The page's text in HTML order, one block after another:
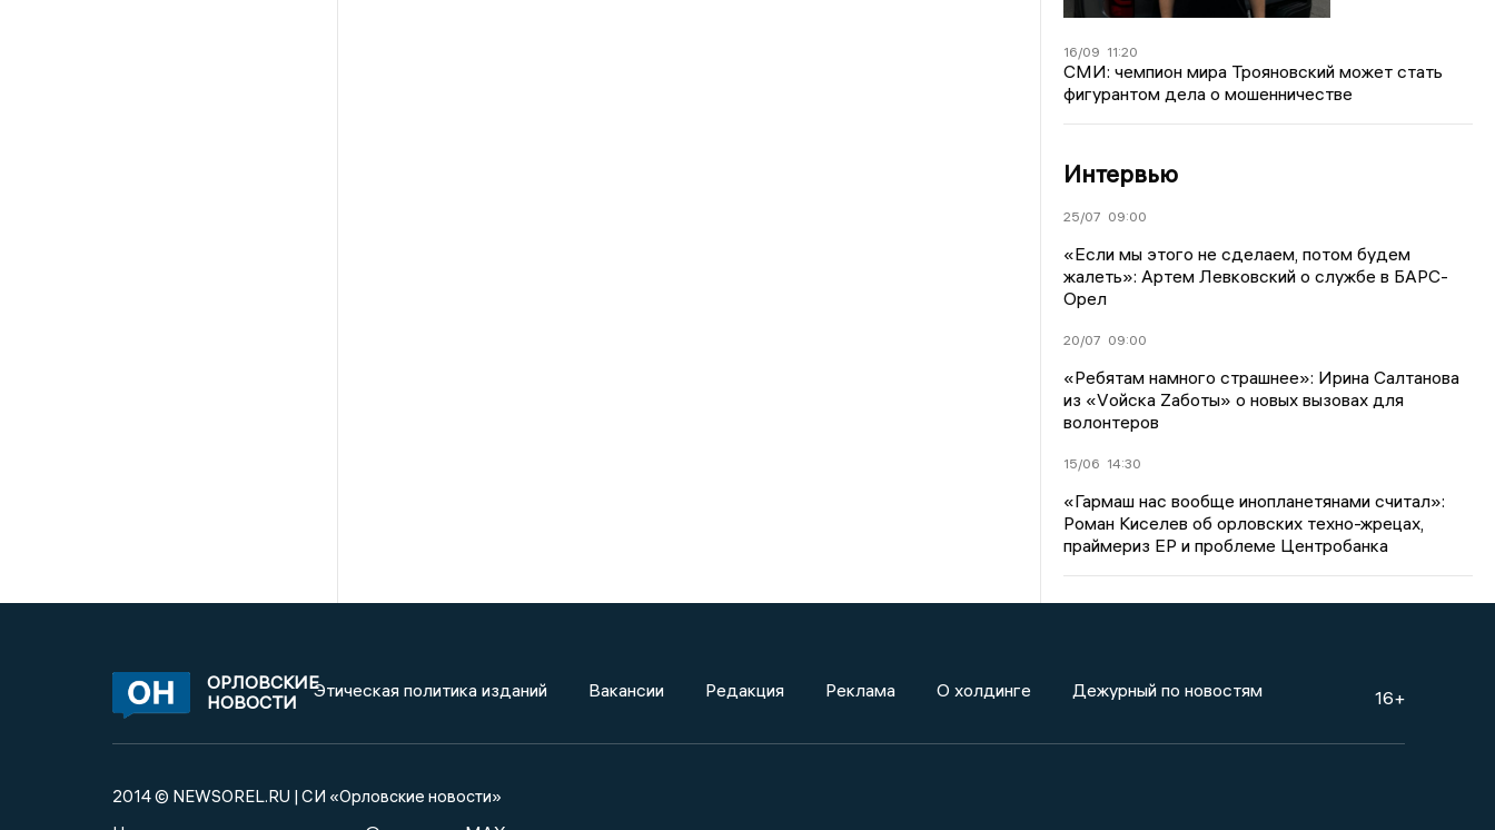
16/09 11:20
СМИ: чемпион мира Трояновский может стать
фигурантом дела о мошенничестве
Интервью
25/07 09:00
«Если мы этого не сделаем, потом будем
жалеть»: Артем Левковский о службе в БАРС-
Орел
20/07 09:00
«Ребятам намного страшнее»: Ирина Салтанова
из «Vойска Zаботы» о новых вызовах для
волонтеров
15/06 14:30
«Гармаш нас вообще инопланетянами считал»:
Роман Киселев об орловских техно-жрецах,
праймериз ЕР и проблеме Центробанка
ОРЛОВСКИЕ
НОВОСТИ
Этическая политика изданий Вакансии Редакция Реклама О холдинге Дежурный по новостям 16+
2014 © NEWSOREL.RU | СИ «Орловские новости»